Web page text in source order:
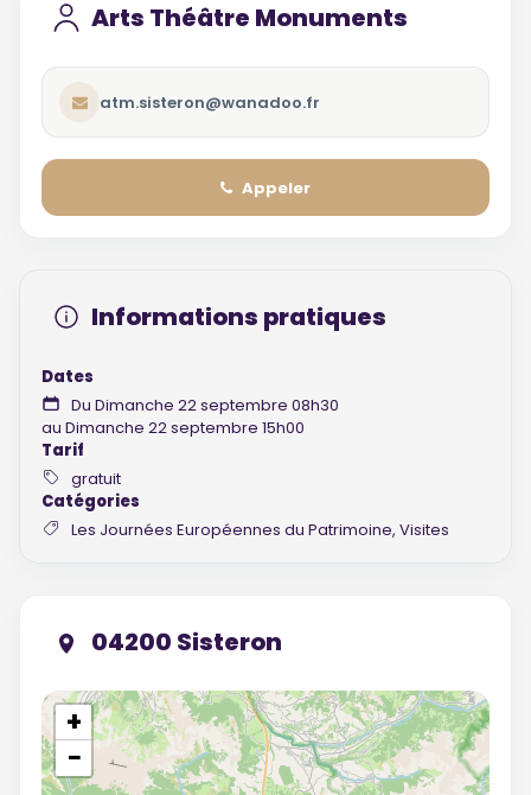
Arts Théâtre Monuments
atm.sisteron@wanadoo.fr
Appeler
Informations pratiques
Dates
Du Dimanche 22 septembre 08h30
au Dimanche 22 septembre 15h00
Tarif
gratuit
Catégories
Les Journées Européennes du Patrimoine, Visites
04200 Sisteron
+
−